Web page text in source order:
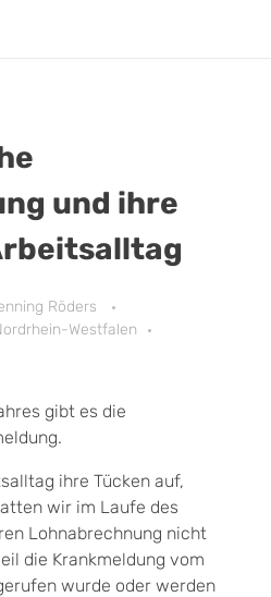
und ihre
Röders
Westfalen
gibt es die
ihre Tücken auf,
wir im Laufe des
Lohnabrechnung nicht
die Krankmeldung vom
wurde oder werden